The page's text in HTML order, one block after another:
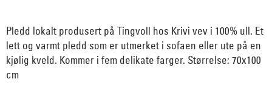
Pledd lokalt produsert på Tingvoll hos Krivi vev i 100% ull. Et
lett og varmt pledd som er utmerket i sofaen eller ute på en
kjølig kveld. Kommer i fem delikate farger. Størrelse: 70x100
cm